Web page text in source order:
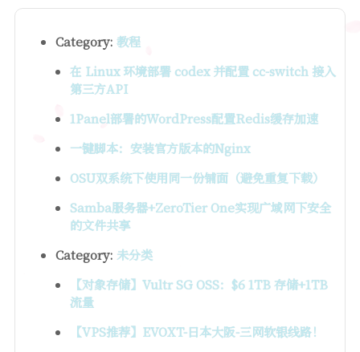
Category: 教程
在 Linux 环境部署 codex 并配置 cc-switch 接入
第三方API
1Panel部署的WordPress配置Redis缓存加速
一键脚本：安装官方版本的Nginx
OSU双系统下使用同一份铺面（避免重复下载）
Samba服务器+ZeroTier One实现广域网下安全
的文件共享
Category: 未分类
【对象存储】Vultr SG OSS：$6 1TB 存储+1TB
流量
【VPS推荐】EVOXT-日本大阪-三网软银线路！